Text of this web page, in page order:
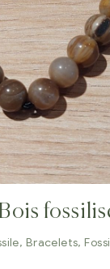
, Bracelets,